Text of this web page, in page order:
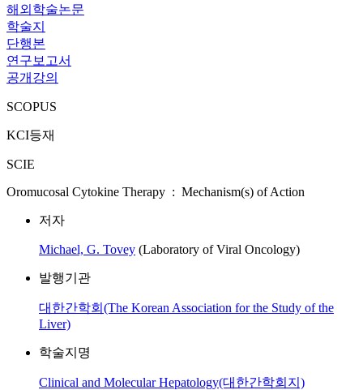
해외학술논문
학술지
단행본
연구보고서
공개강의
SCOPUS
KCI등재
SCIE
Oromucosal Cytokine Therapy : Mechanism(s) of Action
저자
Michael, G. Tovey (Laboratory of Viral Oncology)
발행기관
대한간학회(The Korean Association for the Study of the
Liver)
학술지명
Clinical and Molecular Hepatology(대한간학회지)